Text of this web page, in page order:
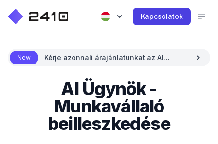
Kapcsolatok
New
Kérje azonnali árajánlatunkat az AI
AI Ügynök -
Munkavállaló
beilleszkedése